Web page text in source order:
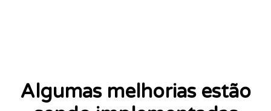
Algumas melhorias estão